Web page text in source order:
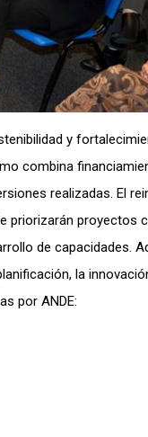
y
combina
realizadas. El
priorizarán proyectos
de capacidades.
la
por ANDE: